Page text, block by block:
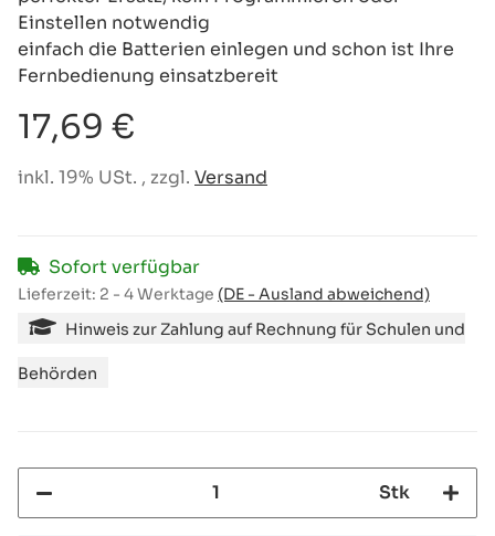
Einstellen notwendig
einfach die Batterien einlegen und schon ist Ihre
Fernbedienung einsatzbereit
17,69 €
inkl. 19% USt. , zzgl. Versand
Sofort verfügbar
Lieferzeit: 2 - 4 Werktage (DE - Ausland abweichend)
Hinweis zur Zahlung auf Rechnung für Schulen und
Behörden
Stk